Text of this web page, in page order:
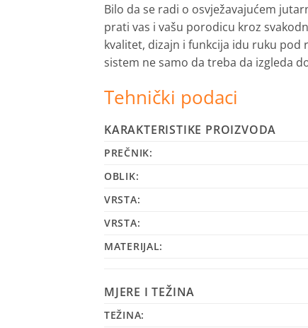
Bilo da se radi o osvježavajućem
prati vas i vašu porodicu kroz
kvalitet, dizajn i funkcija idu ruku
sistem ne samo da treba da izgleda
Tehnički podaci
KARAKTERISTIKE PROIZVODA
PREČNIK:
OBLIK:
VRSTA:
VRSTA:
MATERIJAL:
MJERE I TEŽINA
TEŽINA: